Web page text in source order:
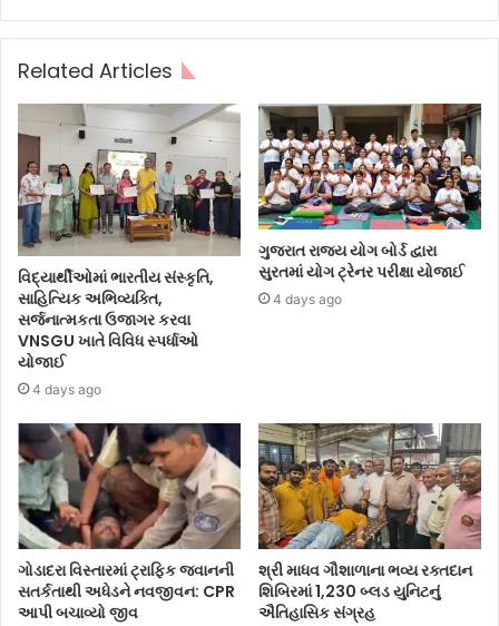
Related Articles
વિદ્યાર્થીઓમાં ભારતીય સંસ્કૃતિ,
સાહિત્યિક અભિવ્યક્તિ,
સર્જનાત્મકતા ઉજાગર કરવા
VNSGU ખાતે વિવિધ સ્પર્ધાઓ
યોજાઈ
4 days ago
ગુજરાત રાજ્ય યોગ બોર્ડ દ્વારા
સુરતમાં યોગ ટ્રેનર પરીક્ષા યોજાઈ
4 days ago
ગોડાદરા વિસ્તારમાં ટ્રાફિક જવાનની
સતર્કતાથી અધેડને નવજીવન: CPR
આપી બચાવ્યો જીવ
શ્રી માધવ ગૌશાળાના ભવ્ય રક્તદાન
શિબિરમાં 1,230 બ્લડ યુનિટનું
ઐતિહાસિક સંગ્રહ